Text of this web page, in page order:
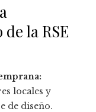
la RSE
locales y
de diseño.